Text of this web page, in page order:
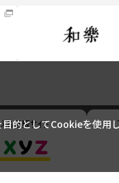
的としてCookieを使用